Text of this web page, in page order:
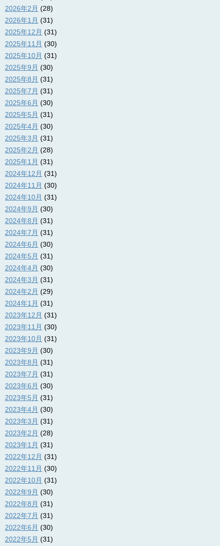
2026年2月 (28)
2026年1月 (31)
2025年12月 (31)
2025年11月 (30)
2025年10月 (31)
2025年9月 (30)
2025年8月 (31)
2025年7月 (31)
2025年6月 (30)
2025年5月 (31)
2025年4月 (30)
2025年3月 (31)
2025年2月 (28)
2025年1月 (31)
2024年12月 (31)
2024年11月 (30)
2024年10月 (31)
2024年9月 (30)
2024年8月 (31)
2024年7月 (31)
2024年6月 (30)
2024年5月 (31)
2024年4月 (30)
2024年3月 (31)
2024年2月 (29)
2024年1月 (31)
2023年12月 (31)
2023年11月 (30)
2023年10月 (31)
2023年9月 (30)
2023年8月 (31)
2023年7月 (31)
2023年6月 (30)
2023年5月 (31)
2023年4月 (30)
2023年3月 (31)
2023年2月 (28)
2023年1月 (31)
2022年12月 (31)
2022年11月 (30)
2022年10月 (31)
2022年9月 (30)
2022年8月 (31)
2022年7月 (31)
2022年6月 (30)
2022年5月 (31)